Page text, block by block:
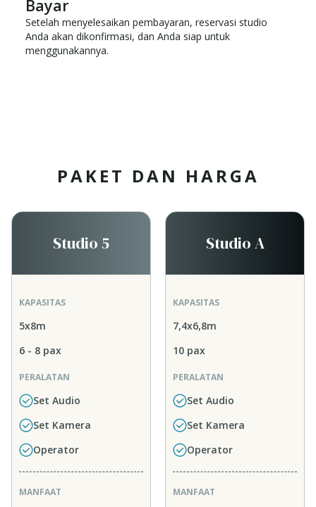
Bayar
Setelah menyelesaikan pembayaran, reservasi studio
Anda akan dikonfirmasi, dan Anda siap untuk
menggunakannya.
PAKET DAN HARGA
Studio 5
KAPASITAS
5x8m
6 - 8 pax
PERALATAN
Set Audio
Set Kamera
Operator
MANFAAT
Studio A
KAPASITAS
7,4x6,8m
10 pax
PERALATAN
Set Audio
Set Kamera
Operator
MANFAAT